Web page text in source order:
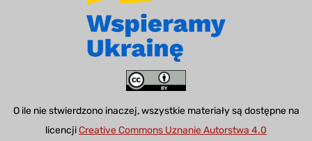
O ile nie stwierdzono inaczej, wszystkie materiały są dostępne na
licencjiCreative Commons Uznanie Autorstwa 4.0